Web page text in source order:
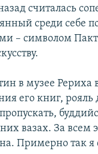
считалась
среди себе
– символом
в музее Рериха
его книг,
вазах. За всем
Примерно так я